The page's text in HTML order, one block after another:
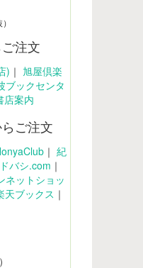
注文
) ｜ 旭屋倶楽
ブックセンタ
店案内
ご注文
｜ 紀
バシ.com ｜
ネットショッ
天ブックス ｜